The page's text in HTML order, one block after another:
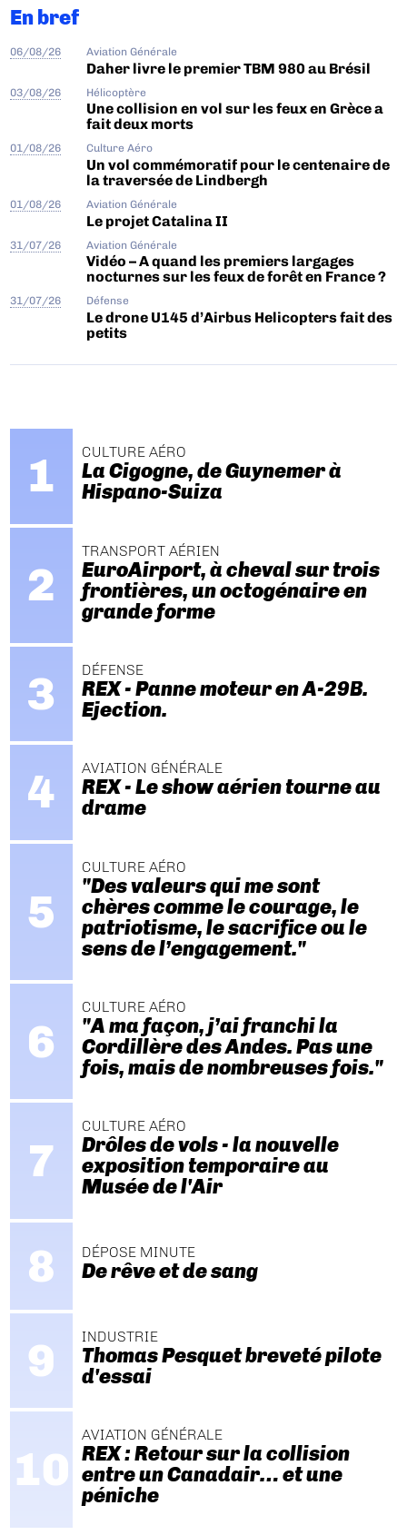
En bref
06/08/26 Aviation Générale
Daher livre le premier TBM 980 au Brésil
03/08/26 Hélicoptère
Une collision en vol sur les feux en Grèce a
fait deux morts
01/08/26 Culture Aéro
Un vol commémoratif pour le centenaire de
la traversée de Lindbergh
01/08/26 Aviation Générale
Le projet Catalina II
31/07/26 Aviation Générale
Vidéo – A quand les premiers largages
nocturnes sur les feux de forêt en France ?
31/07/26 Défense
Le drone U145 d’Airbus Helicopters fait des
petits
CULTURE AÉRO
La Cigogne, de Guynemer à
Hispano-Suiza
TRANSPORT AÉRIEN
EuroAirport, à cheval sur trois
frontières, un octogénaire en
grande forme
DÉFENSE
REX - Panne moteur en A-29B.
Ejection.
AVIATION GÉNÉRALE
REX - Le show aérien tourne au
drame
CULTURE AÉRO
"Des valeurs qui me sont
chères comme le courage, le
patriotisme, le sacrifice ou le
sens de l’engagement."
CULTURE AÉRO
"A ma façon, j’ai franchi la
Cordillère des Andes. Pas une
fois, mais de nombreuses fois."
CULTURE AÉRO
Drôles de vols - la nouvelle
exposition temporaire au
Musée de l'Air
DÉPOSE MINUTE
De rêve et de sang
INDUSTRIE
Thomas Pesquet breveté pilote
d'essai
AVIATION GÉNÉRALE
REX : Retour sur la collision
entre un Canadair… et une
péniche